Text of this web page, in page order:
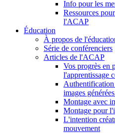
Info pour les
Ressources
l'ACAP
Éducation
À propos de
Série de conférenciers
Articles de l'ACAP
Vos progrès en
l'apprentissage
Authentification
images
Montage avec
Montage pour
L'intention
mouvement